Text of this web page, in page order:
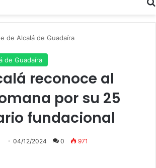
de Alcalá de Guadaíra
de Guadaíra
reconoce al
por su 25
fundacional
04/12/2024 0 971